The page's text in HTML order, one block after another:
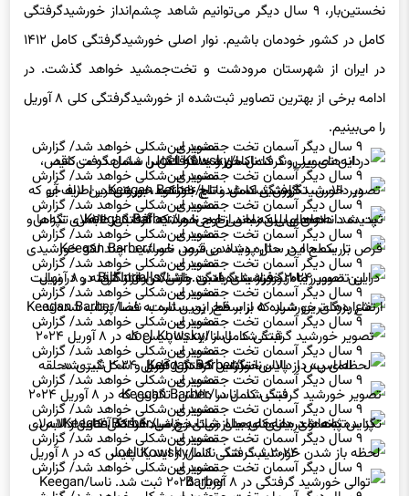
نخستین‌بار، ۹ سال دیگر می‌توانیم شاهد چشم‌انداز خورشیدگرفتگی
کامل در کشور خودمان باشیم. نوار اصلی خورشیدگرفتگی کامل ۱۴۱۲
در ایران از شهرستان مرودشت و تخت‌جمشید خواهد گذشت. در
ادامه برخی از بهترین تصاویر ثبت‌شده از خورشیدگرفتگی کلی ۸ آوریل
را می‌بینیم.
در این تصویر روند کامل خورشید گرفتگی را شامل گرفت ناقص، دانه‌های بیلی، گرفت کامل و حلقه الماس مشاهده می‌کنید. ناسا/Joel Kowsky
تصویر خورشید گرفتگی کامل و تاج باشکوه خورشید در اطراف آن که در دالاس، تگزاس ثبت شد. تاج خورشید، بیرونی‌ترین لایه جو خورشید است. ناسا/Keegan Barber
پدیده دانه‌های بیلی که بعد از اوج خورشید گرفتگی دالاس، تگزاس ثبت شد. دانه‌های بیلی زمانی رخ می‌دهد که آفتاب از لابه‌لای تپه‌ها و دره‌های لبه ماه می‌تابد. ناسا/Keegan Barber
قرص تاریک ماه در حال پوشاندن قرص خورشید. چند لکه خورشیدی بر سطح این ستاره دیده می‌شود. ناسا/Keegan Barber
در این تصویر ماه بر فراز بنای یادبود واشنگتن قرار گرفته و در نهایت این تصویر زیبا از خورشید گرفتگی جزئی در واشنگتن، در ۸ آوریل ۲۰۲۴گرفته شده است. ناسا/Bill Ingalls
شراره‌های خورشید که از سطح این ستاره به فضا پرتاب شده‌اند. ارتفاع بزرگ‌ترین شراره ۵ برابر قطر زمین است. ناسا/Keegan Barber
تصویر خورشید گرفتگی کامل از ایندیاناپلیس که در ۸ آوریل ۲۰۲۴ ثبت شد. ناسا/Joel Kowsky
لحظه‌ای پس از پایان خورشید گرفتگی کامل و شکل‌گیری «حلقه الماس» در دالاس، تگزاس که در ۸ آوریل ۲۰۲۴ ثبت شد. ناسا/Keegan Barber
تصویر خورشید گرفتگی کامل در دالاس، تگزاس که در ۸ آوریل ۲۰۲۴ ثبت شد. ناسا/Keegan Barber
پدیده دانه‌های بیلی که بعد از ثبت خورشید گرفتگی کامل دالاس، تگزاس ثبت شد. دانه‌های بیلی زمانی رخ می‌دهد که آفتاب از لابه‌لای تپه‌ها و دره‌های لبه ماه می‌تابد. ناسا/Keegan Barber
لحظه باز شدن خورشید گرفتگی کامل از ایندیاناپلیس که در ۸ آوریل ۲۰۲۴ ثبت شد. ناسا/Joel Kowsky
توالی خورشید گرفتگی در ۸ آوریل ۲۰۲۵ ثبت شد. ناسا/Keegan Barber